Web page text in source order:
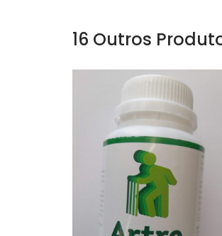
16 Outros